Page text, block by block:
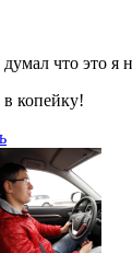
что это я
копейку!